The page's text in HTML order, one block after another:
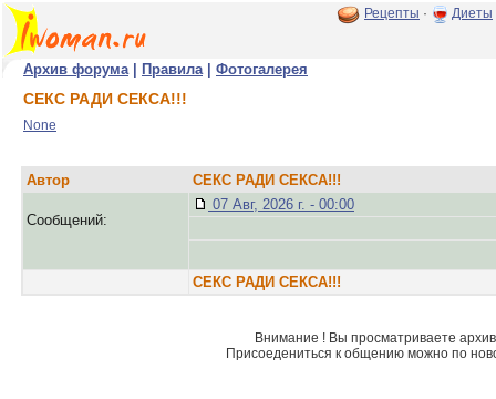
Рецепты · Диеты
Архив форума| Правила| Фотогалерея
СЕКС РАДИ СЕКСА!!!
None
Автор СЕКС РАДИ СЕКСА!!!
Сообщений:
07 Авг, 2026 г. - 00:00
СЕКС РАДИ СЕКСА!!!
Внимание ! Вы просматриваете
Присоедениться к общению можно по